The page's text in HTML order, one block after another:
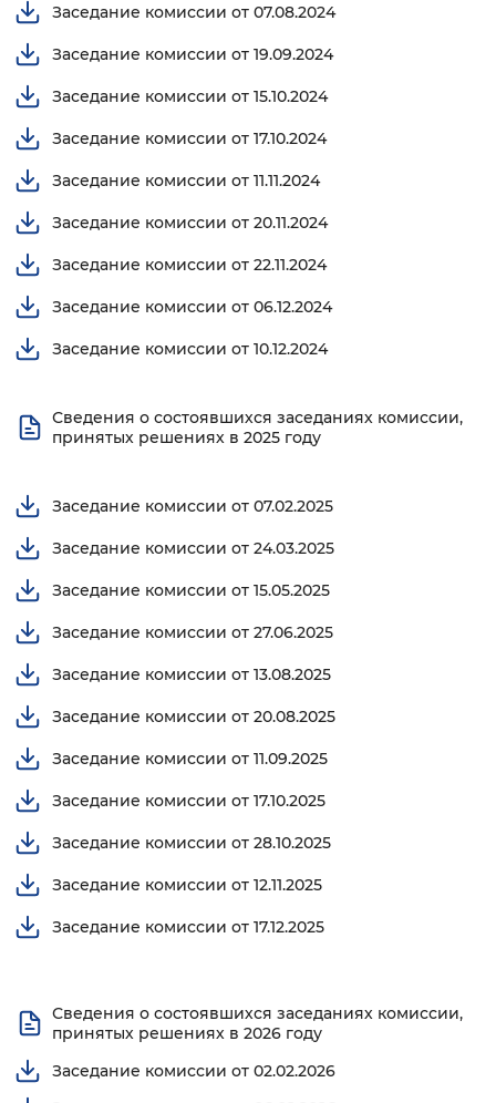
Заседание комиссии от 07.08.2024
Заседание комиссии от 19.09.2024
Заседание комиссии от 15.10.2024
Заседание комиссии от 17.10.2024
Заседание комиссии от 11.11.2024
Заседание комиссии от 20.11.2024
Заседание комиссии от 22.11.2024
Заседание комиссии от 06.12.2024
Заседание комиссии от 10.12.2024
Сведения о состоявшихся заседаниях комиссии,
принятых решениях в 2025 году
Заседание комиссии от 07.02.2025
Заседание комиссии от 24.03.2025
Заседание комиссии от 15.05.2025
Заседание комиссии от 27.06.2025
Заседание комиссии от 13.08.2025
Заседание комиссии от 20.08.2025
Заседание комиссии от 11.09.2025
Заседание комиссии от 17.10.2025
Заседание комиссии от 28.10.2025
Заседание комиссии от 12.11.2025
Заседание комиссии от 17.12.2025
Сведения о состоявшихся заседаниях комиссии,
принятых решениях в 2026 году
Заседание комиссии от 02.02.2026